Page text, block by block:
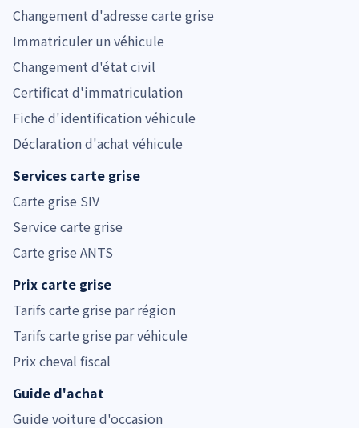
Changement d'adresse carte grise
Immatriculer un véhicule
Changement d'état civil
Certificat d'immatriculation
Fiche d'identification véhicule
Déclaration d'achat véhicule
Services carte grise
Carte grise SIV
Service carte grise
Carte grise ANTS
Prix carte grise
Tarifs carte grise par région
Tarifs carte grise par véhicule
Prix cheval fiscal
Guide d'achat
Guide voiture d'occasion